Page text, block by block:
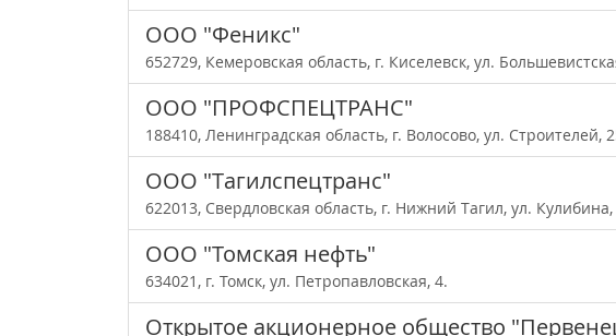
ООО "Феникс"
652729, Кемеровская область, г. Киселевск, ул.
ООО "ПРОФСПЕЦТРАНС"
188410, Ленинградская область, г. Волосово, ул. Строителей,
ООО "Тагилспецтранс"
622013, Свердловская область, г. Нижний Тагил, ул.
ООО "Томская нефть"
634021, г. Томск, ул. Петропавловская, 4.
Открытое акционерное общество